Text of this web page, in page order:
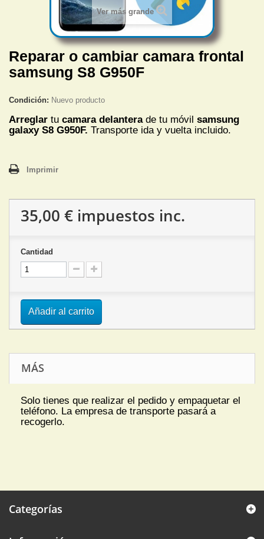
Ver más grande
Reparar o cambiar camara frontal
samsung S8 G950F
Condición: Nuevo producto
Arreglar tu camara delantera de tu móvil samsung
galaxy S8 G950F. Transporte ida y vuelta incluido.
Imprimir
35,00 € impuestos inc.
Cantidad
Añadir al carrito
MÁS
Solo tienes que realizar el pedido y empaquetar el
teléfono. La empresa de transporte pasará a
recogerlo.
Categorías